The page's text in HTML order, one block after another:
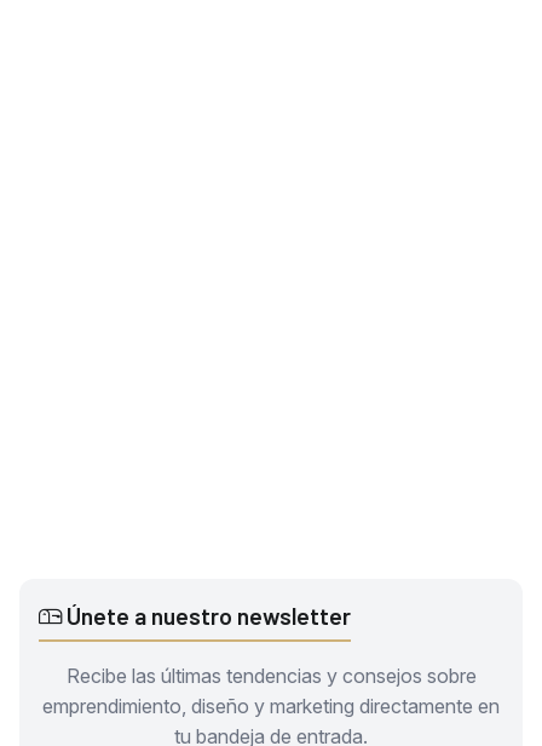
Únete a nuestro newsletter
Recibe las últimas tendencias y consejos sobre
emprendimiento, diseño y marketing directamente en
tu bandeja de entrada.